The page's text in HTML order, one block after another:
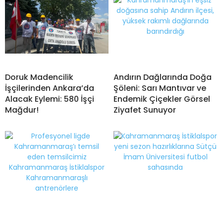
Doruk Madencilik
İşçilerinden Ankara’da
Alacak Eylemi: 580 İşçi
Mağdur!
Andırın Dağlarında Doğa
Şöleni: Sarı Mantıvar ve
Endemik Çiçekler Görsel
Ziyafet Sunuyor